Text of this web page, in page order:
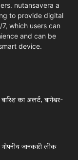
nutansavera a
to provide digital
which users can
and can be
device.
का अलर्ट, बागेश्वर-
जानकारी लीक